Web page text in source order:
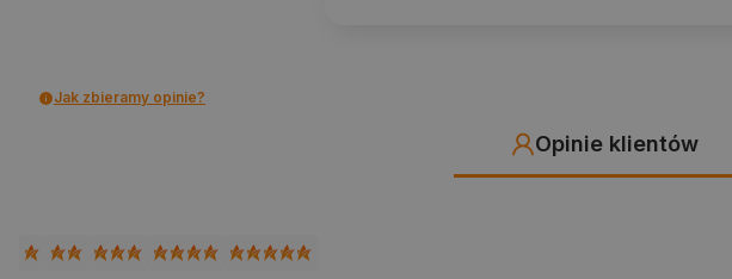
Jak zbieramy opinie?
Opinie klientów